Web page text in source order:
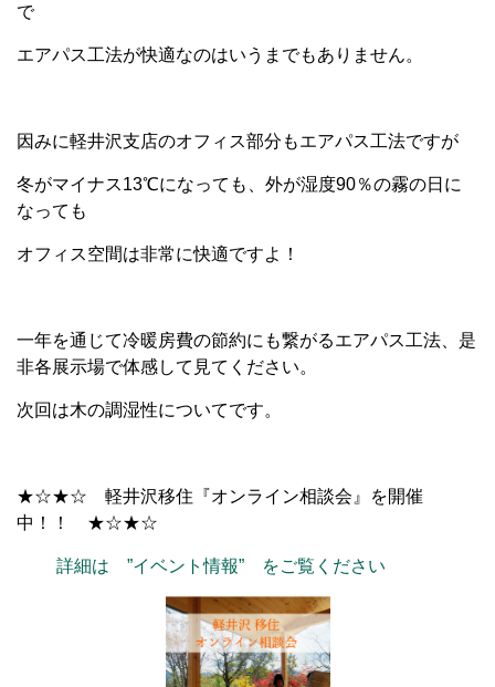
で
エアパス工法が快適なのはいうまでもありません。
因みに軽井沢支店のオフィス部分もエアパス工法ですが
冬がマイナス13℃になっても、外が湿度90％の霧の日に
なっても
オフィス空間は非常に快適ですよ！
一年を通じて冷暖房費の節約にも繋がるエアパス工法、是
非各展示場で体感して見てください。
次回は木の調湿性についてです。
★☆★☆ 軽井沢移住『オンライン相談会』を開催
中！！ ★☆★☆
詳細は ”イベント情報” をご覧ください